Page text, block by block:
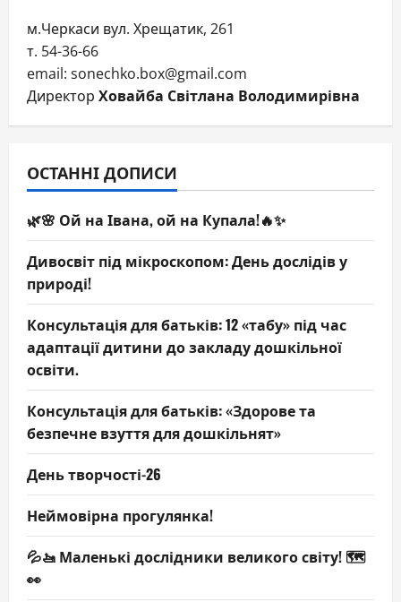
м.Черкаси вул. Хрещатик, 261
т. 54-36-66
email: sonechko.box@gmail.com
Директор Ховайба Світлана Володимирівна
ОСТАННІ ДОПИСИ
🌿🌸 Ой на Івана, ой на Купала!🔥✨
Дивосвіт під мікроскопом: День дослідів у
природі!
Консультація для батьків: 12 «табу» під час
адаптації дитини до закладу дошкільної
освіти.
Консультація для батьків: «Здорове та
безпечне взуття для дошкільнят»
День творчості-26
Неймовірна прогулянка!
💦🚤 Маленькі дослідники великого світу! 🗺️
👀